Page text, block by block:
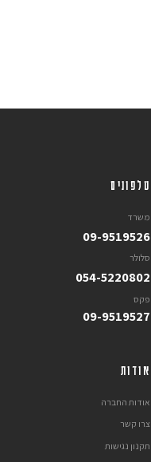
טלפונים
משרד
09-9519526
סלולר
054-5220802
פקס
09-9519527
אודות
אודות החברה
צרו קשר
תקנון נגישות